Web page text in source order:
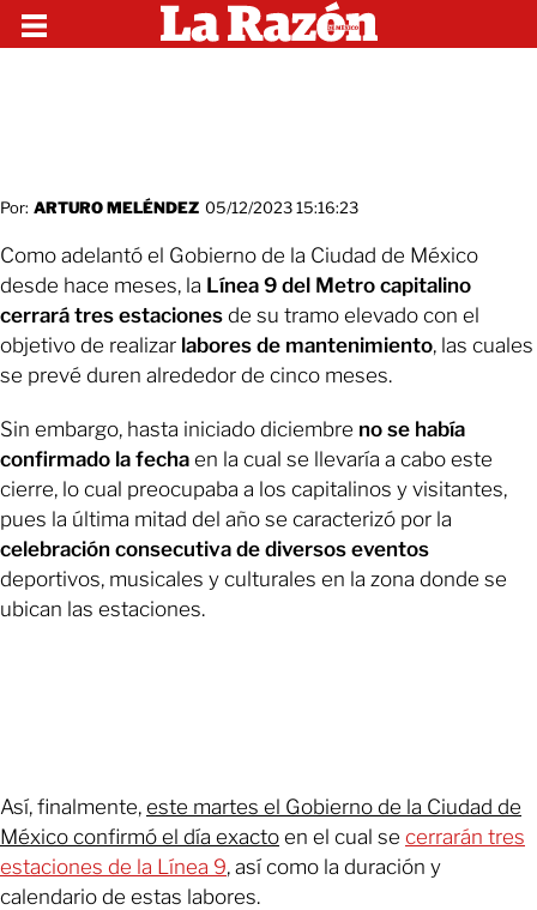
Por: ARTURO MELÉNDEZ 05/12/2023 15:16:23
Como adelantó el Gobierno de la Ciudad de México
desde hace meses, la Línea 9 del Metro capitalino
cerrará tres estaciones de su tramo elevado con el
objetivo de realizar labores de mantenimiento, las cuales
se prevé duren alrededor de cinco meses.
Sin embargo, hasta iniciado diciembre no se había
confirmado la fecha en la cual se llevaría a cabo este
cierre, lo cual preocupaba a los capitalinos y visitantes,
pues la última mitad del año se caracterizó por la
celebración consecutiva de diversos eventos
deportivos, musicales y culturales en la zona donde se
ubican las estaciones.
Así, finalmente, este martes el Gobierno de la Ciudad de
México confirmó el día exacto en el cual se cerrarán tres
estaciones de la Línea 9, así como la duración y
calendario de estas labores.